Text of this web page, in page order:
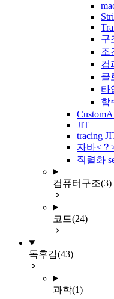
구
조
컴
클
타
함
JIT
tracing
자바<？
직렬화
컴퓨터구조(3)
코드(24)
독후감(43)
과학(1)